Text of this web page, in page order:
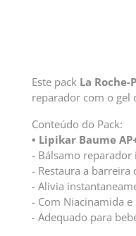
Este pack La
reparador com o gel
Conteúdo do Pack:
• Lipikar Baume
- Bálsamo
- Restaura a barreira
- Alivia
- Com Niacinamida
- Adequado para